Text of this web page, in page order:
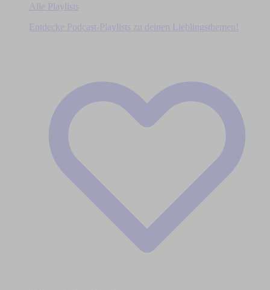
Alle Playlists
Entdecke Podcast-Playlists zu deinen Lieblingsthemen!